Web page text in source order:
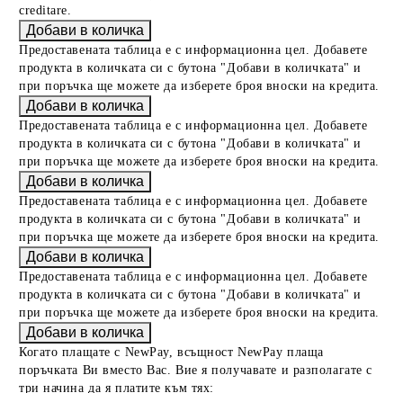
creditare.
Предоставената таблица е с информационна цел. Добавете
продукта в количката си с бутона "Добави в количката" и
при поръчка ще можете да изберете броя вноски на кредита.
Предоставената таблица е с информационна цел. Добавете
продукта в количката си с бутона "Добави в количката" и
при поръчка ще можете да изберете броя вноски на кредита.
Предоставената таблица е с информационна цел. Добавете
продукта в количката си с бутона "Добави в количката" и
при поръчка ще можете да изберете броя вноски на кредита.
Предоставената таблица е с информационна цел. Добавете
продукта в количката си с бутона "Добави в количката" и
при поръчка ще можете да изберете броя вноски на кредита.
Когато плащате с NewPay, всъщност NewPay плаща
поръчката Ви вместо Вас. Вие я получавате и разполагате с
три начина да я платите към тях: